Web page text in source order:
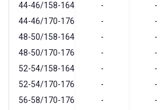
44-46/158-164
- -
44-46/170-176
- -
48-50/158-164
- -
48-50/170-176
- -
52-54/158-164
- -
52-54/170-176
- -
56-58/170-176
- -